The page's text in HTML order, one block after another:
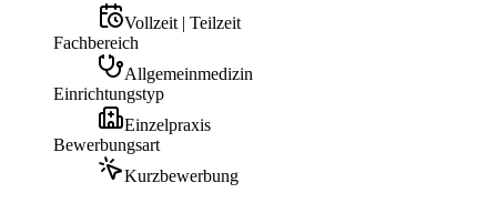
Vollzeit | Teilzeit
Fachbereich
Allgemeinmedizin
Einrichtungstyp
Einzelpraxis
Bewerbungsart
Kurzbewerbung